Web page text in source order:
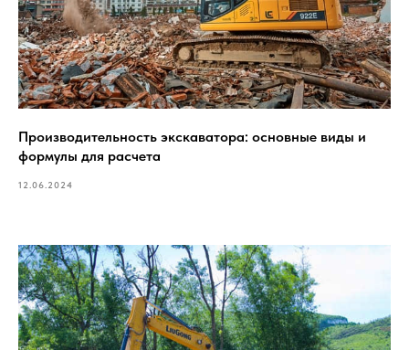
Производительность экскаватора: основные виды и
формулы для расчета
12.06.2024